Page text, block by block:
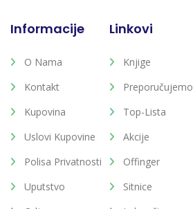
Informacije
O Nama
Kontakt
Kupovina
Uslovi Kupovine
Polisa Privatnosti
Uputstvo
Linkovi
Knjige
Preporučujemo
Top-Lista
Akcije
Offinger
Sitnice